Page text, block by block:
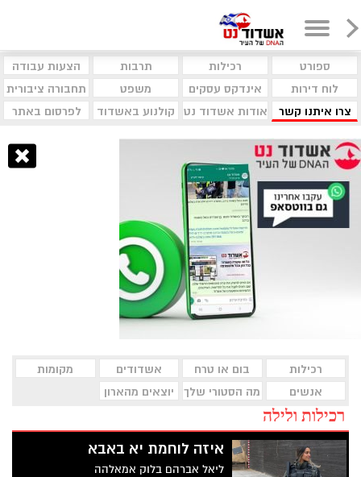
ספורט רכילות תרבות
הצעות עבודה
לוח דירות
אינדקס עסקים משפט
תחבורה ציבורית
צרו איתנו קשר
אודות אשדוד נט קולנוע באשדוד לפרסום באתר
רכילות בום או טרח אשדודים
מקומות
אנשים
מה הסטורי שלך יוצאים מהארון
רכילות ולילה
איזה לוחמת יא באבא
ליאל אברהם בלוק אמאלהה